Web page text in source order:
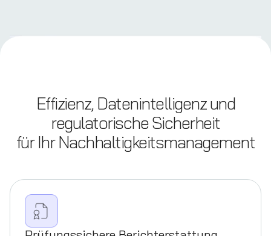
Effizienz, Datenintelligenz und
regulatorische Sicherheit
für Ihr Nachhaltigkeitsmanagement